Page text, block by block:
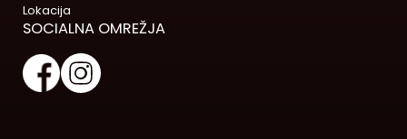
Lokacija
SOCIALNA OMREŽJA